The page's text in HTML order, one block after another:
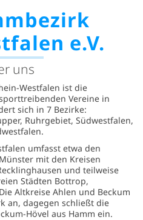
e.V.
uns
Westfalen ist die
Vereine in
sich in 7 Bezirke:
Ruhrgebiet, Südwestfalen,
umfasst etwa den
mit den Kreisen
und teilweise
Städten Bottrop,
Altkreise Ahlen und Beckum
an, dagegen schließt die
Hövel aus Hamm ein.